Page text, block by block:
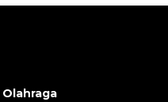
Olahraga